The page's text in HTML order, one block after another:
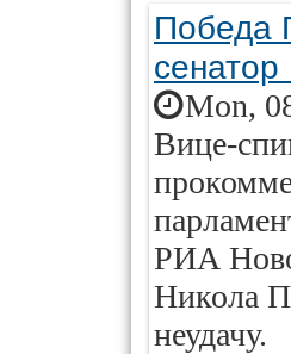
Победа
Mon,
Вице-
РИА
Никола
неудачу.